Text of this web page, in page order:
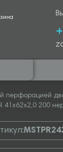
перфорацией
200